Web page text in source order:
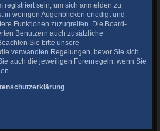
registriert sein, um sich anmelden zu
in wenigen Augenblicken erledigt und
Funktionen zuzugreifen. Die Board-
Benutzern auch zusätzliche
Sie bitte unsere
verwandten Regelungen, bevor Sie sich
auch die jeweiligen Forenregeln, wenn Sie